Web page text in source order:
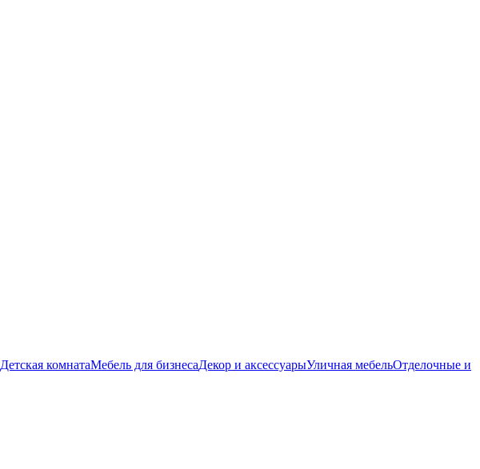
Детская комнатаМебель для бизнесаДекор и аксессуарыУличная мебельОтделочные и